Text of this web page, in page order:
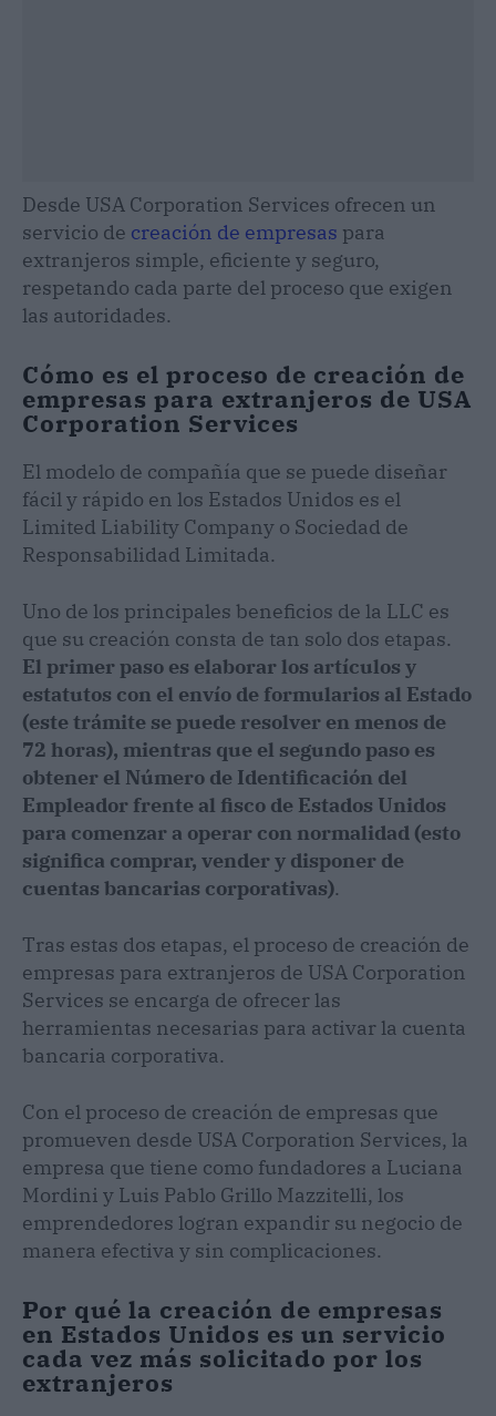
Desde USA Corporation Services ofrecen un
servicio de creación de empresas para
extranjeros simple, eficiente y seguro,
respetando cada parte del proceso que exigen
las autoridades.
Cómo es el proceso de creación de
empresas para extranjeros de USA
Corporation Services
El modelo de compañía que se puede diseñar
fácil y rápido en los Estados Unidos es el
Limited Liability Company o Sociedad de
Responsabilidad Limitada.
Uno de los principales beneficios de la LLC es
que su creación consta de tan solo dos etapas.
El primer paso es elaborar los artículos y
estatutos con el envío de formularios al Estado
(este trámite se puede resolver en menos de
72 horas), mientras que el segundo paso es
obtener el Número de Identificación del
Empleador frente al fisco de Estados Unidos
para comenzar a operar con normalidad (esto
significa comprar, vender y disponer de
cuentas bancarias corporativas).
Tras estas dos etapas, el proceso de creación de
empresas para extranjeros de USA Corporation
Services se encarga de ofrecer las
herramientas necesarias para activar la cuenta
bancaria corporativa.
Con el proceso de creación de empresas que
promueven desde USA Corporation Services, la
empresa que tiene como fundadores a Luciana
Mordini y Luis Pablo Grillo Mazzitelli, los
emprendedores logran expandir su negocio de
manera efectiva y sin complicaciones.
Por qué la creación de empresas
en Estados Unidos es un servicio
cada vez más solicitado por los
extranjeros